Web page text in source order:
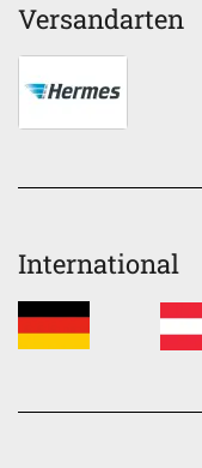
Versandarten
International